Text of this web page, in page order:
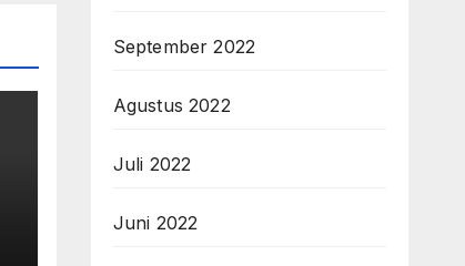
September 2022
Agustus 2022
Juli 2022
Juni 2022